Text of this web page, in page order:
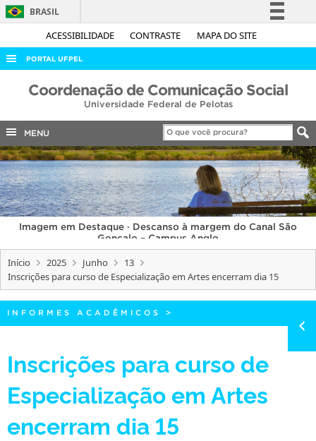
ACESSIBILIDADE CONTRASTE MAPA DO SITE
BRASIL
Simplifique!
Acesso à informação
Legislação
Canais
PORTAL UFPEL
ACESSO À INFORMAÇÃO
COBALTO
CONCURSOS
EDITAIS
INTERNACIONAL
OUVIDORIA
PORTARIAS
TELEFONES
Coordenação de Comunicação Social
Universidade Federal de Pelotas
MENU
Imagem em Destaque · Descanso à margem do Canal São
Gonçalo – Campus Anglo
Início 2025 Junho
13
Inscrições para curso de Especialização em Artes encerram dia 15
INFORMES ACADÊMICOS >
Inscrições para curso de
Especialização em Artes
encerram dia 15